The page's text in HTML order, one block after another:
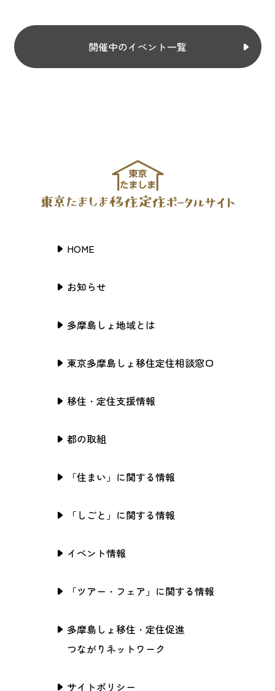
開催中のイベント一覧
HOME
お知らせ
多摩島しょ地域とは
東京多摩島しょ移住定住相談窓口
移住・定住支援情報
都の取組
「住まい」に関する情報
「しごと」に関する情報
イベント情報
「ツアー・フェア」に関する情報
多摩島しょ移住・定住促進
つながりネットワーク
サイトポリシー